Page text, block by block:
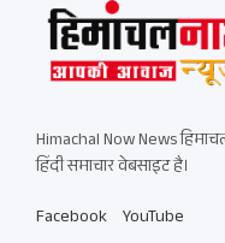
Himachal Now News
हिंदी समाचार वेबसाइट है।
Facebook YouTube